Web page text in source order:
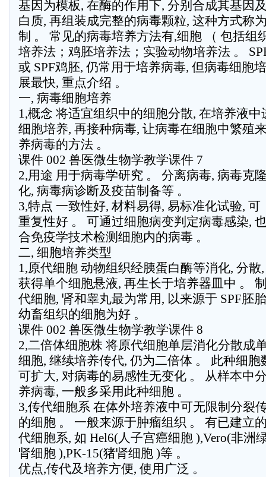
基因为模板, 在酶的作用下, 分别合成其基因
白质, 再组装成完整的病毒颗粒, 这种方式称
制 。 常见的病毒培养方法有,细胞 （ 包括组
培养法；鸡胚培养法；实验动物培养法 。
或 SPF鸡胚, 仍常用于培养病毒, 但病毒细胞
展最快, 重点介绍 。
一, 病毒细胞培养
1,概念 将适宜组织中的细胞分散, 在培养液中
细胞培养, 再接种病毒, 让病毒在细胞中繁殖
养病毒的方法 。
课件 002 兽医微生物学教学课件 7
2,用途 用于病毒学研究 。 分离病毒, 病毒克
化, 病毒病诊断及疫苗制备等 。
3,特点 一致性好, 材料易得, 易标准化试验, 可
重复性好 。 可通过细胞病变判定病毒感染,
合免疫学技术检测细胞内的病毒 。
二, 细胞培养类型
1,原代细胞 动物组织经胰蛋白酶等消化, 分散,
获得单个细胞悬液, 再生长于培养器皿中 。
代细胞, 肾和睾丸最为常用, 以来源于 SPF胚
幼畜组织的细胞为好 。
课件 002 兽医微生物学教学课件 8
2,二倍体细胞株 将原代细胞单层消化分散成
细胞, 继续培养传代, 仍为二倍体 。 此种细胞
可扩大, 对病毒的易感性无变化 。 从样本中
养病毒, 一般多采用此种细胞 。
3,传代细胞系 在体外培养液中可无限制分裂
的细胞 。 一般来源于肿瘤组织 。 有已建立
代细胞系, 如 Hel6(人子宫癌细胞 ),Vero(非洲
肾细胞 ),PK-15(猪肾细胞 )等 。
优点,传代及培养方便, 使用广泛 。